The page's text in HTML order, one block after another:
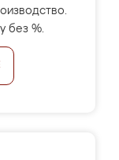
без %.